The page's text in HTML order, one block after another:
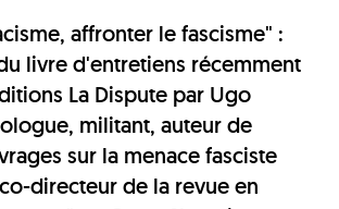
affronter le fascisme" :
livre d'entretiens récemment
La Dispute par Ugo
militant, auteur de
sur la menace fasciste
directeur de la revue en